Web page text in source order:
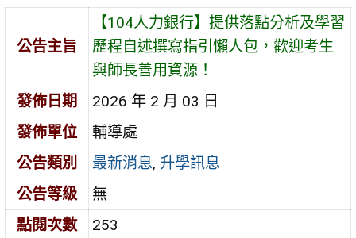
公告主旨
【104人力銀行】提供落點分析及學習
歷程自述撰寫指引懶人包，歡迎考生
與師長善用資源！
發佈日期
2026 年 2 月 03 日
發佈單位
輔導處
公告類別
最新消息, 升學訊息
公告等級
無
點閱次數
253